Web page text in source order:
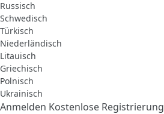
Russisch
Schwedisch
Türkisch
Niederländisch
Litauisch
Griechisch
Polnisch
Ukrainisch
Anmelden Kostenlose Registrierung